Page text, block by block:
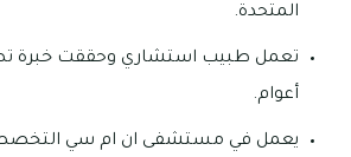
المتحدة.
تعمل طبيب استشاري وحققت خبرة
أعوام.
يعمل في مستشفى ان ام سي